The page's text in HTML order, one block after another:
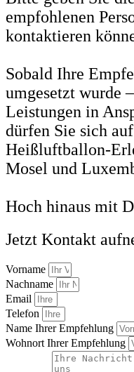
empfohlenen
kontaktieren
Sobald Ihre
umgesetzt wurde
Leistungen in
dürfen Sie sich
Heißluftballon-
Mosel und
Hoch hinaus mit
Jetzt Kontakt
Vorname
Nachname
Email
Telefon
Name Ihrer Empfehlung
Wohnort Ihrer Empfehlung